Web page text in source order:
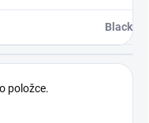
Black
položce.